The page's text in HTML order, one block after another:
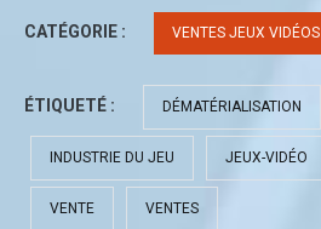
CATÉGORIE : VENTES JEUX VIDÉOS
ÉTIQUETÉ : DÉMATÉRIALISATION
INDUSTRIE DU JEU JEUX-VIDÉO
VENTE VENTES